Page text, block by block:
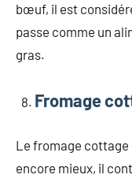
bœuf, il est
passe comme un
gras.
Fromage
Le fromage cottage
encore mieux, il